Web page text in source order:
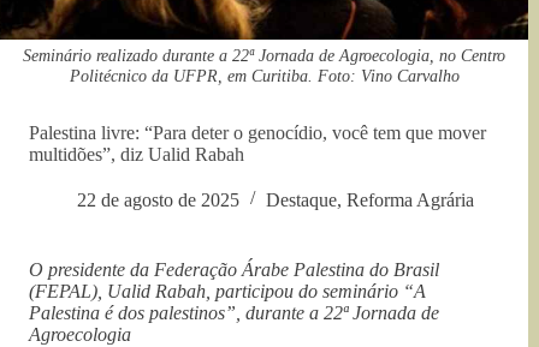
Seminário realizado durante a 22ª Jornada de Agroecologia, no Centro
Politécnico da UFPR, em Curitiba. Foto: Vino Carvalho
Palestina livre: “Para deter o genocídio, você tem que mover
multidões”, diz Ualid Rabah
22 de agosto de 2025 Destaque, Reforma Agrária
O presidente da Federação Árabe Palestina do Brasil
(FEPAL), Ualid Rabah, participou do seminário “A
Palestina é dos palestinos”, durante a 22ª Jornada de
Agroecologia